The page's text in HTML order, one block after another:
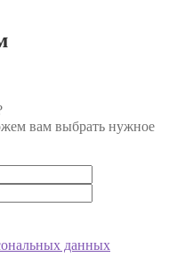
вам выбрать нужное
данных